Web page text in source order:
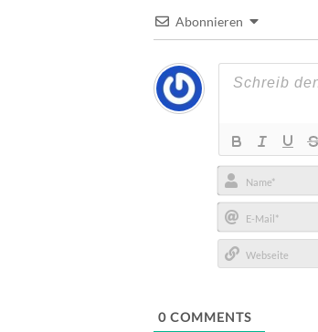
Abonnieren
Name*
E-
Mail*
0 COMMENTS